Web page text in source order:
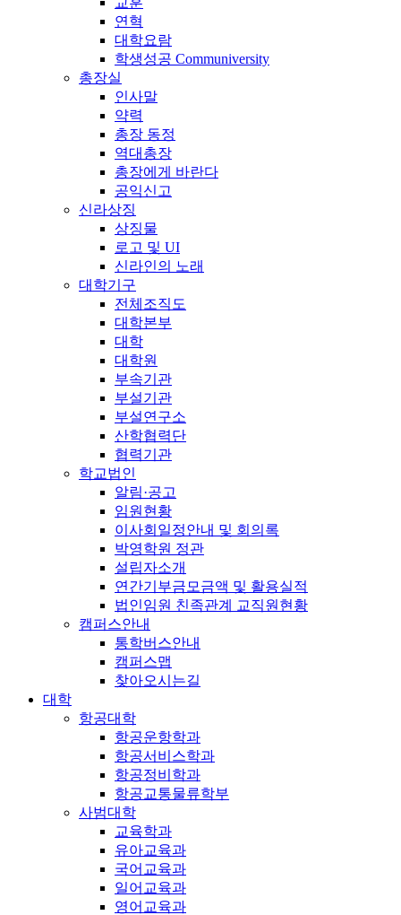
연혁
대학요람
학생성공 Communiversity
총장실
인사말
약력
총장 동정
역대총장
총장에게 바란다
공익신고
신라상징
상징물
로고 및 UI
신라인의 노래
대학기구
전체조직도
대학본부
대학
대학원
부속기관
부설기관
부설연구소
산학협력단
협력기관
학교법인
알림·공고
임원현황
이사회일정안내 및 회의록
박영학원 정관
설립자소개
연간기부금모금액 및 활용실적
법인임원 친족관계 교직원현황
캠퍼스안내
통학버스안내
캠퍼스맵
찾아오시는길
대학
항공대학
항공운항학과
항공서비스학과
항공정비학과
항공교통물류학부
사범대학
교육학과
유아교육과
국어교육과
일어교육과
영어교육과